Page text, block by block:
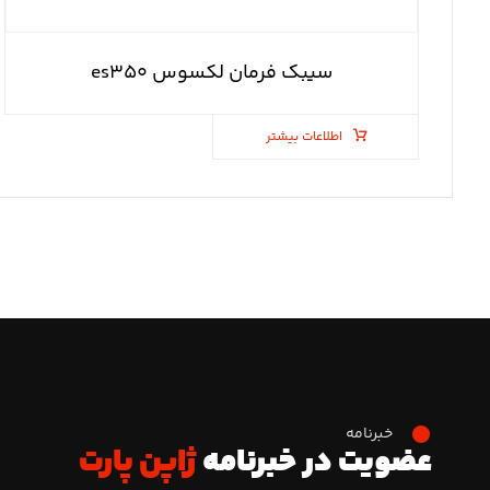
سیبک فرمان لکسوس es۳۵۰
اطلاعات بیشتر
خبرنامه
عضویت در خبرنامهژاپن پارت